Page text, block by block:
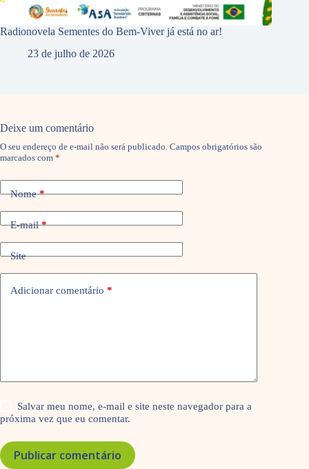
Radionovela Sementes do Bem-Viver já está no ar!
23 de julho de 2026
Deixe um comentário
O seu endereço de e-mail não será publicado. Campos obrigatórios são
marcados com *
Nome*
E-mail*
Site
Adicionar comentário *
Salvar meu nome, e-mail e site neste navegador para a
próxima vez que eu comentar.
Publicar comentário